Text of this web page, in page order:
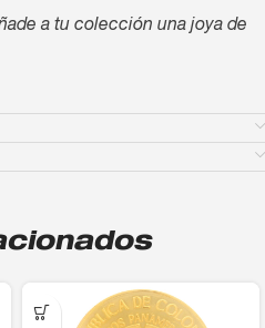
a tu colección una joya de